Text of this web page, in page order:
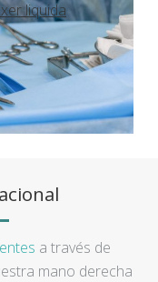
liquida
a través de
mano derecha